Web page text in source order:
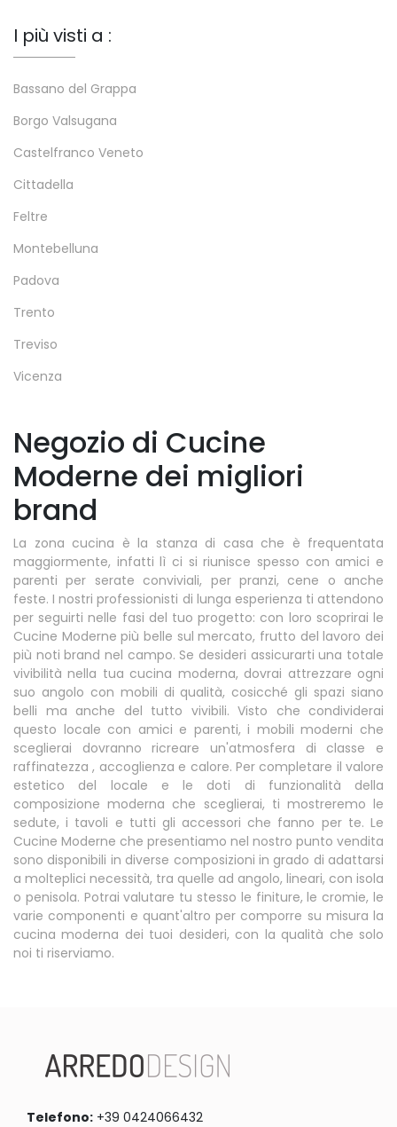
I più visti a :
Bassano del Grappa
Borgo Valsugana
Castelfranco Veneto
Cittadella
Feltre
Montebelluna
Padova
Trento
Treviso
Vicenza
Negozio di Cucine
Moderne dei migliori
brand
La zona cucina è la stanza di casa che è frequentata
maggiormente, infatti lì ci si riunisce spesso con amici e
parenti per serate conviviali, per pranzi, cene o anche
feste. I nostri professionisti di lunga esperienza ti attendono
per seguirti nelle fasi del tuo progetto: con loro scoprirai le
Cucine Moderne più belle sul mercato, frutto del lavoro dei
più noti brand nel campo. Se desideri assicurarti una totale
vivibilità nella tua cucina moderna, dovrai attrezzare ogni
suo angolo con mobili di qualità, cosicché gli spazi siano
belli ma anche del tutto vivibili. Visto che condividerai
questo locale con amici e parenti, i mobili moderni che
sceglierai dovranno ricreare un'atmosfera di classe e
raffinatezza , accoglienza e calore. Per completare il valore
estetico del locale e le doti di funzionalità della
composizione moderna che sceglierai, ti mostreremo le
sedute, i tavoli e tutti gli accessori che fanno per te. Le
Cucine Moderne che presentiamo nel nostro punto vendita
sono disponibili in diverse composizioni in grado di adattarsi
a molteplici necessità, tra quelle ad angolo, lineari, con isola
o penisola. Potrai valutare tu stesso le finiture, le cromie, le
varie componenti e quant'altro per comporre su misura la
cucina moderna dei tuoi desideri, con la qualità che solo
noi ti riserviamo.
Telefono: +39 0424066432